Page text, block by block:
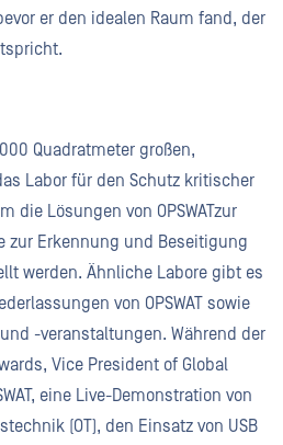
er den idealen Raum fand, der
Quadratmeter großen,
Labor für den Schutz kritischer
die Lösungen von OPSWATzur
zur Erkennung und Beseitigung
werden. Ähnliche Labore gibt es
von OPSWAT sowie
-veranstaltungen. Während der
Vice President of Global
eine Live-Demonstration von
(OT), den Einsatz von USB